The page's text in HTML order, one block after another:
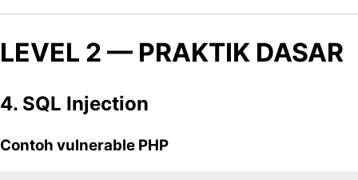
LEVEL 2 — PRAKTIK DASAR
4. SQL Injection
Contoh vulnerable PHP